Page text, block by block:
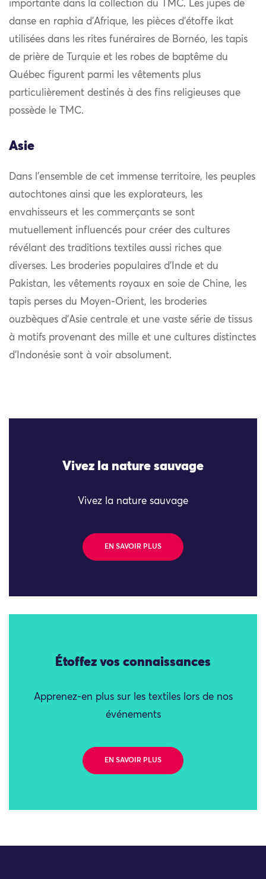
importante dans la collection du TMC. Les jupes de
danse en raphia d’Afrique, les pièces d’étoffe ikat
utilisées dans les rites funéraires de Bornéo, les tapis
de prière de Turquie et les robes de baptême du
Québec figurent parmi les vêtements plus
particulièrement destinés à des fins religieuses que
possède le TMC.
Asie
Dans l’ensemble de cet immense territoire, les peuples
autochtones ainsi que les explorateurs, les
envahisseurs et les commerçants se sont
mutuellement influencés pour créer des cultures
révélant des traditions textiles aussi riches que
diverses. Les broderies populaires d’Inde et du
Pakistan, les vêtements royaux en soie de Chine, les
tapis perses du Moyen-Orient, les broderies
ouzbèques d’Asie centrale et une vaste série de tissus
à motifs provenant des mille et une cultures distinctes
d’Indonésie sont à voir absolument.
Vivez la nature sauvage
Vivez la nature sauvage
EN SAVOIR PLUS
Étoffez vos connaissances
Apprenez-en plus sur les textiles lors de nos
événements
EN SAVOIR PLUS